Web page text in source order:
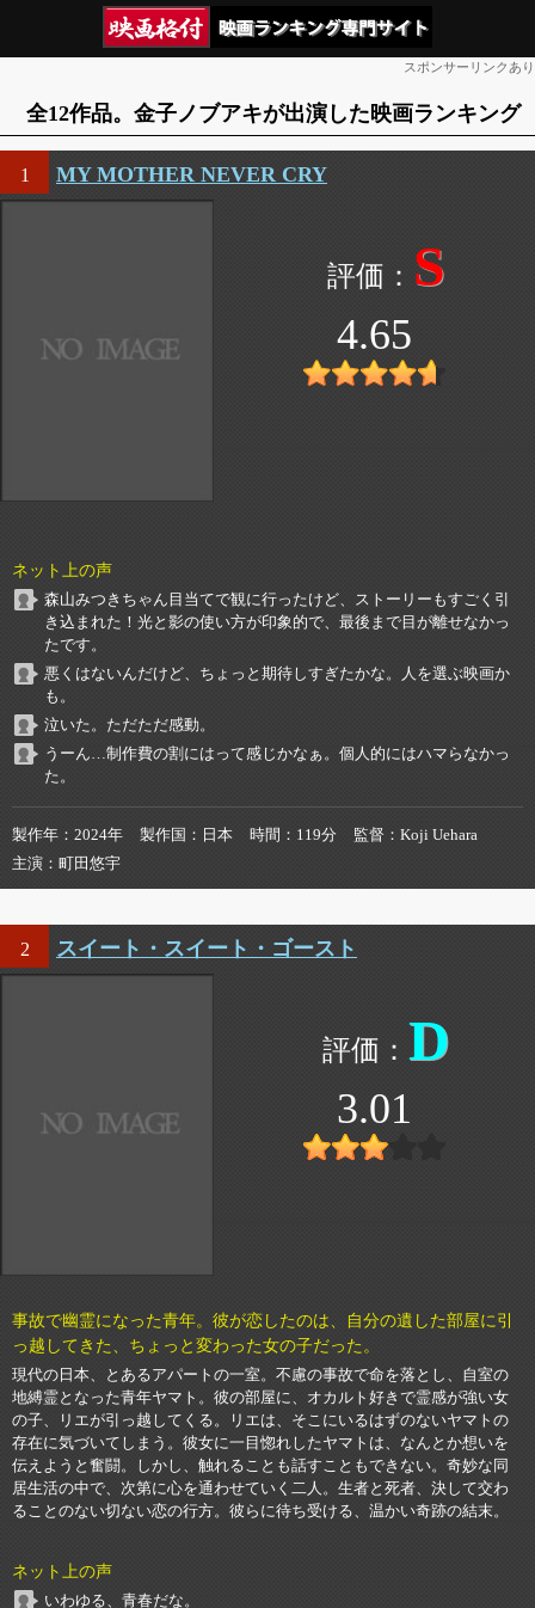
スポンサーリンクあり
全12作品。金子ノブアキが出演した映画ランキング
1 MY MOTHER NEVER CRY
S
4.65
ネット上の声
森山みつきちゃん目当てで観に行ったけど、ストーリーもすごく引
き込まれた！光と影の使い方が印象的で、最後まで目が離せなかっ
たです。
悪くはないんだけど、ちょっと期待しすぎたかな。人を選ぶ映画か
も。
泣いた。ただただ感動。
うーん…制作費の割にはって感じかなぁ。個人的にはハマらなかっ
た。
製作年 2024年 製作国 日本 時間 119分 監督
Koji Uehara
主演
町田悠宇
2 スイート・スイート・ゴースト
D
3.01
事故で幽霊になった青年。彼が恋したのは、自分の遺した部屋に引
っ越してきた、ちょっと変わった女の子だった。
現代の日本、とあるアパートの一室。不慮の事故で命を落とし、自室の
地縛霊となった青年ヤマト。彼の部屋に、オカルト好きで霊感が強い女
の子、リエが引っ越してくる。リエは、そこにいるはずのないヤマトの
存在に気づいてしまう。彼女に一目惚れしたヤマトは、なんとか想いを
伝えようと奮闘。しかし、触れることも話すこともできない。奇妙な同
居生活の中で、次第に心を通わせていく二人。生者と死者、決して交わ
ることのない切ない恋の行方。彼らに待ち受ける、温かい奇跡の結末。
ネット上の声
いわゆる、青春だな。